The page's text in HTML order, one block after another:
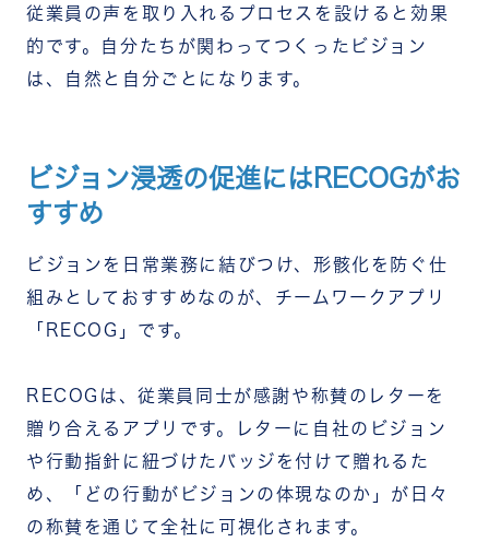
従業員の声を取り入れるプロセスを設けると効果
的です。自分たちが関わってつくったビジョン
は、自然と自分ごとになります。
ビジョン浸透の促進にはRECOGがお
すすめ
ビジョンを日常業務に結びつけ、形骸化を防ぐ仕
組みとしておすすめなのが、チームワークアプリ
「RECOG」です。
RECOGは、従業員同士が感謝や称賛のレターを
贈り合えるアプリです。レターに自社のビジョン
や行動指針に紐づけたバッジを付けて贈れるた
め、「どの行動がビジョンの体現なのか」が日々
の称賛を通じて全社に可視化されます。